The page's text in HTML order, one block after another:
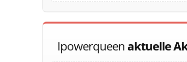
Ipowerqueen aktuelle